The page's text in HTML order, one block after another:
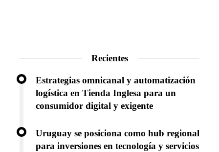
Recientes
Estrategias omnicanal y automatización
logística en Tienda Inglesa para un
consumidor digital y exigente
Uruguay se posiciona como hub regional
para inversiones en tecnología y servicios